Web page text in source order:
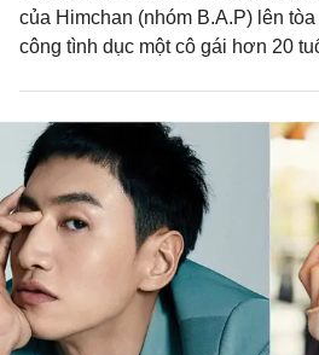
của Himchan (nhóm B.A.P) lên
công tình dục một cô gái hơn 20